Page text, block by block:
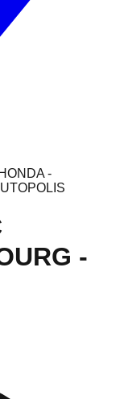
HONDA -
-